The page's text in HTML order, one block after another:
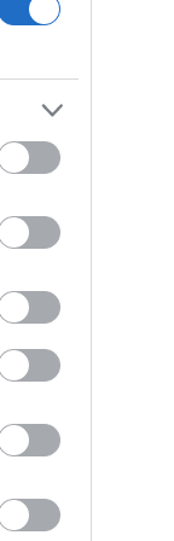
Πυρκαγιά στο
Ενισχύθηκαν οι
για την
Airbnb
Cloudflare: Άλμα
Υπ. Παιδείας:
Θεσσαλίας
Υεμένη: Νέα
μέσα σε δύο ημέρες
Περιφέρειες για
βιοασφάλειας
Ακίνητα - Αθήνα: Οι
χαρακτηριστικά σε